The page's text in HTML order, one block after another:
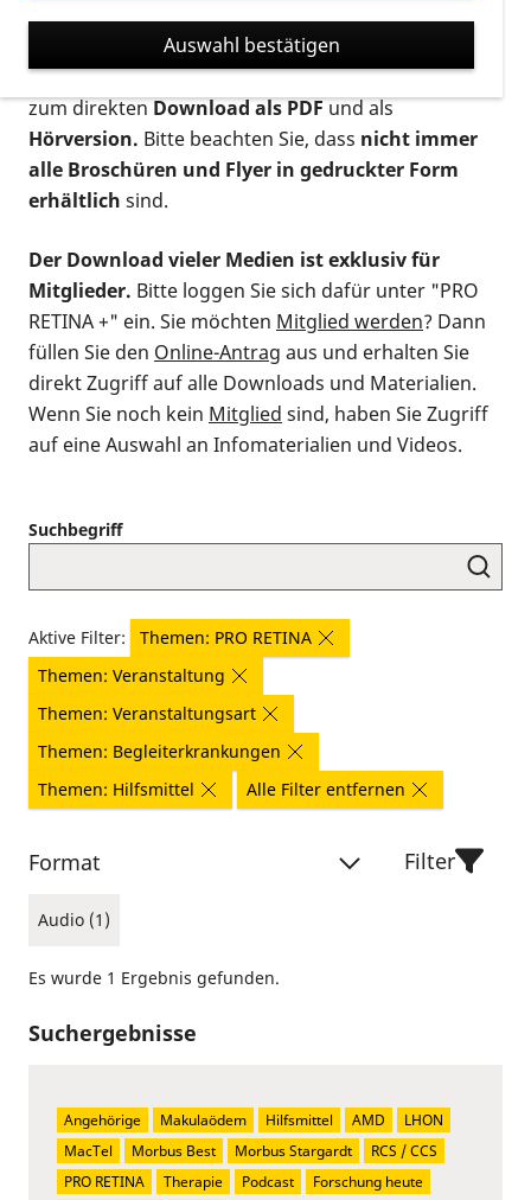
suchen. Die meisten Flyer und Broschüren werden in
verschiedenen Formaten angeboten: zur
postalischen Bestellung als gedruckte Variante
zum direktenDownload als PDFund als
Hörversion. Bitte beachten Sie, dass nicht immer
alle Broschüren und Flyer in gedruckter Form
erhältlich sind.
Der Download vieler Medien ist exklusiv für
Mitglieder. Bitte loggen Sie sich dafür unter "PRO
RETINA +" ein. Sie möchten Mitglied werden? Dann
füllen Sie den Online-Antrag aus und erhalten Sie
direkt Zugriff auf alle Downloads und Materialien.
Wenn Sie noch kein Mitglied sind, haben Sie Zugriff
auf eine Auswahl an Infomaterialien und Videos.
Suchbegriff
Aktive Filter:
Themen: PRO RETINA
Themen: Veranstaltung
Themen: Veranstaltungsart
Themen: Begleiterkrankungen
Themen: Hilfsmittel
Alle Filter entfernen
Format
Audio (1)
Filter
Es wurde 1 Ergebnis gefunden.
Suchergebnisse
Angehörige Makulaödem Hilfsmittel AMD
LHON
MacTel
Morbus Best Morbus Stargardt
RCS / CCS
PRO RETINA
Therapie Podcast
Forschung heute
Auswahl bestätigen